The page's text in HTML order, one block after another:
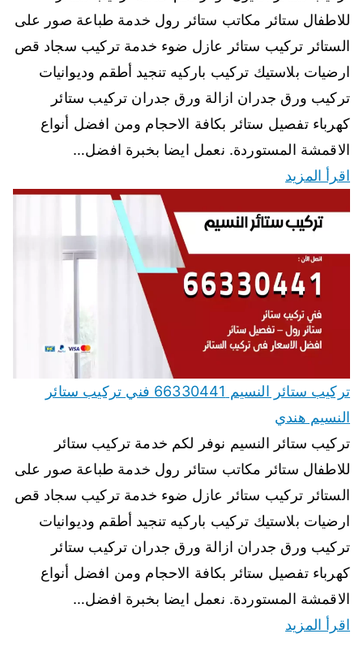
للاطفال ستائر مكاتب ستائر رول خدمة طباعة صور على
الستائر تركيب ستائر عازل ضوء خدمة تركيب سجاد قص
ارضيات بلاستيك تركيب باركيه تنجيد أطقم وديوانيات
تركيب ورق جدران ازالة ورق جدران تركيب ستائر
كهرباء تفصيل ستائر بكافة الاحجام ومن افضل أنواع
الاقمشة المستوردة. نعمل ايضا بخبرة افضل…
اقرأ المزيد
تركيب ستائر النسيم 66330441 فني تركيب ستائر
النسيم هندي
تركيب ستائر النسيم نوفر لكم خدمة تركيب ستائر
للاطفال ستائر مكاتب ستائر رول خدمة طباعة صور على
الستائر تركيب ستائر عازل ضوء خدمة تركيب سجاد قص
ارضيات بلاستيك تركيب باركيه تنجيد أطقم وديوانيات
تركيب ورق جدران ازالة ورق جدران تركيب ستائر
كهرباء تفصيل ستائر بكافة الاحجام ومن افضل أنواع
الاقمشة المستوردة. نعمل ايضا بخبرة افضل…
اقرأ المزيد